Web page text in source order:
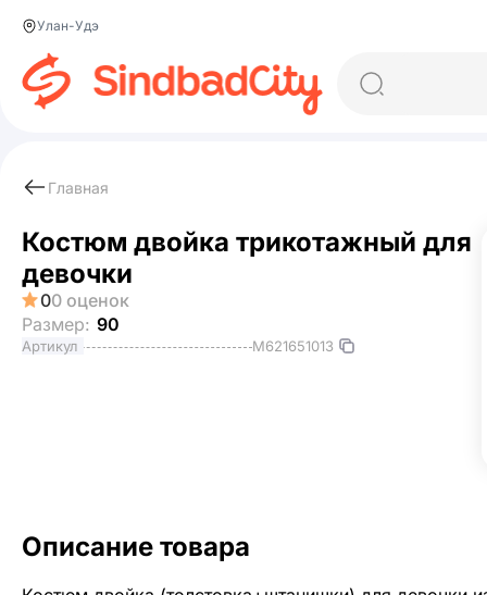
Улан-Удэ
Главная
Костюм двойка трикотажный для
девочки
00 оценок
Размер: 90
Артикул M621651013
Описание товара